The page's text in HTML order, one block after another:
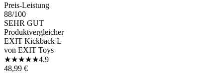
Preis-Leistung
88/100
SEHR GUT
Produktvergleicher
EXIT Kickback L
von EXIT Toys
★★★★★4.9
48,99 €